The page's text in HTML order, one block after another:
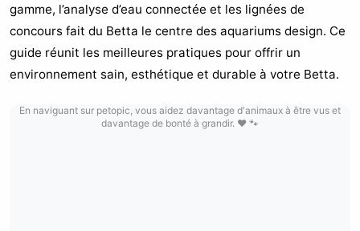
gamme, l’analyse d’eau connectée et les lignées de
concours fait du Betta le centre des aquariums design. Ce
guide réunit les meilleures pratiques pour offrir un
environnement sain, esthétique et durable à votre Betta.
En naviguant sur petopic, vous aidez davantage d'animaux à être vus et
davantage de bonté à grandir. ❤️ 🐾